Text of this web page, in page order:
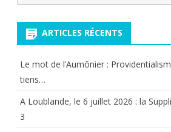
pour:
ARTICLES RÉCENTS
Le mot de l’Aumônier :
tiens…
A Loublande, le 6 juillet 2026 : la
3